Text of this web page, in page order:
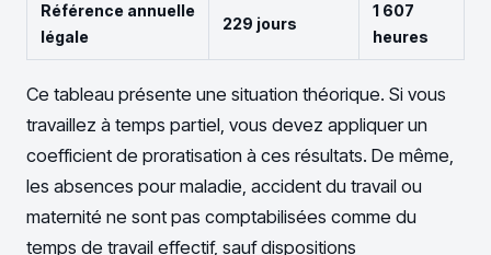
Référence annuelle
légale
229 jours
1 607
heures
Ce tableau présente une situation théorique. Si vous
travaillez à temps partiel, vous devez appliquer un
coefficient de proratisation à ces résultats. De même,
les absences pour maladie, accident du travail ou
maternité ne sont pas comptabilisées comme du
temps de travail effectif, sauf dispositions